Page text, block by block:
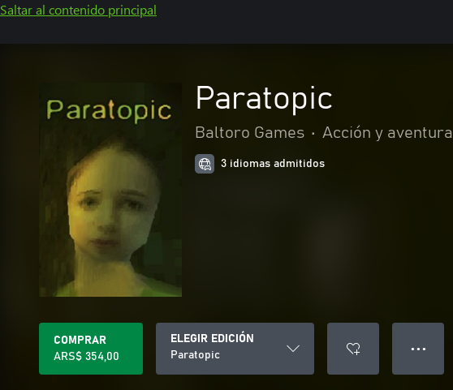
Saltar al contenido principal
Paratopic
Baltoro Games • Acción y aventura
3 idiomas admitidos
COMPRAR
ARS$ 354,00
ELEGIR EDICIÓN
Paratopic
● ● ●